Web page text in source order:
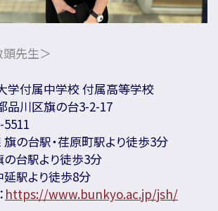
頭先生＞
学付属中学校 付属高等学校
品川区旗の台3-2-17
5511
の台駅・荏原町駅より徒歩3分
台駅より徒歩3分
駅より徒歩8分
https://www.bunkyo.ac.jp/jsh/